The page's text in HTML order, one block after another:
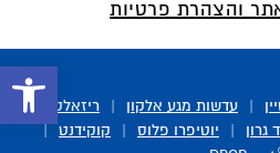
פתח
והצהרת פרטיות
עדשות מגע אלקון ריזאלטס
|
גרון יוטיפרו פלוס קוקידנט